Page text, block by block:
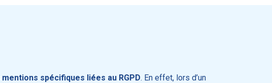
mentions spécifiques liées au RGPD. En effet, lors d’un